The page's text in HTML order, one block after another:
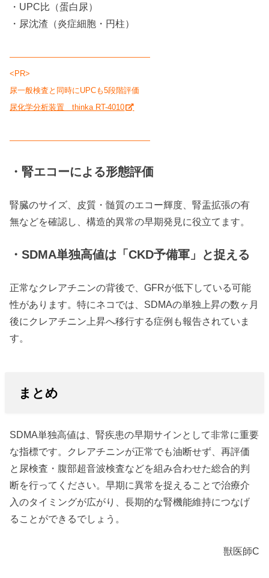
・UPC比（蛋白尿）
・尿沈渣（炎症細胞・円柱）
――――――――――――――――――
<PR>
尿一般検査と同時にUPCも5段階評価
尿化学分析装置 thinka RT-4010
――――――――――――――――――
・腎エコーによる形態評価
腎臓のサイズ、皮質・髄質のエコー輝度、腎盂拡張の有
無などを確認し、構造的異常の早期発見に役立てます。
・SDMA単独高値は「CKD予備軍」と捉える
正常なクレアチニンの背後で、GFRが低下している可能
性があります。特にネコでは、SDMAの単独上昇の数ヶ月
後にクレアチニン上昇へ移行する症例も報告されていま
す。
まとめ
SDMA単独高値は、腎疾患の早期サインとして非常に重要
な指標です。クレアチニンが正常でも油断せず、再評価
と尿検査・腹部超音波検査などを組み合わせた総合的判
断を行ってください。早期に異常を捉えることで治療介
入のタイミングが広がり、長期的な腎機能維持につなげ
ることができるでしょう。
獣医師C